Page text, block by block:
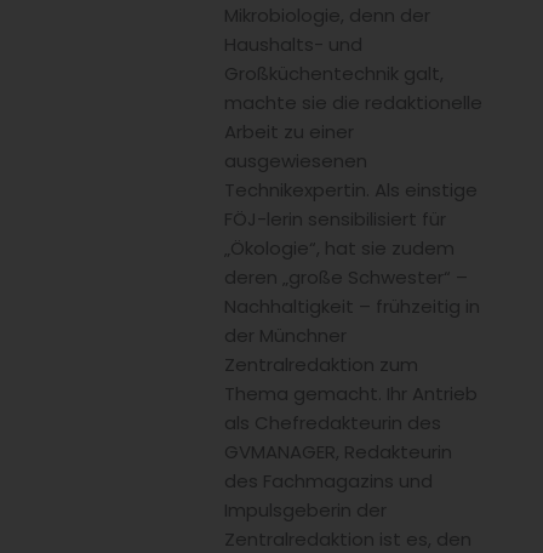
Mikrobiologie, denn der
Haushalts- und
Großküchentechnik galt,
machte sie die redaktionelle
Arbeit zu einer
ausgewiesenen
Technikexpertin. Als einstige
FÖJ-lerin sensibilisiert für
„Ökologie“, hat sie zudem
deren „große Schwester“ –
Nachhaltigkeit – frühzeitig in
der Münchner
Zentralredaktion zum
Thema gemacht. Ihr Antrieb
als Chefredakteurin des
GVMANAGER, Redakteurin
des Fachmagazins und
Impulsgeberin der
Zentralredaktion ist es, den